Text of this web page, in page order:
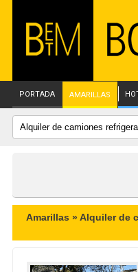
PORTADA AMARILLAS
Amarillas »Alquiler de